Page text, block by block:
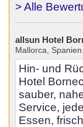
> Alle
allsun Hotel
Mallorca, Spanien
Hin- und
Hotel
sauber,
Service,
Essen,